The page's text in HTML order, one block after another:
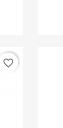
favorite_border